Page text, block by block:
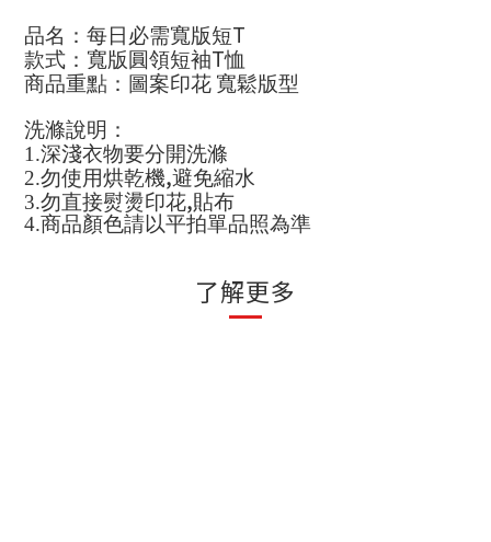
品名：每日必需寬版短T
款式：寬版圓領短袖T恤
商品重點：圖案印花 寬鬆版型
洗滌說明：
1.深淺衣物要分開洗滌
2.勿使用烘乾機,避免縮水
3.勿直接熨燙印花,貼布
4.商品顏色請以平拍單品照為準
了解更多